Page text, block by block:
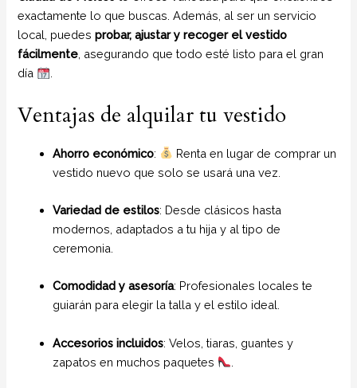
exactamente lo que buscas. Además, al ser un servicio
local, puedesprobar, ajustar y recoger el vestido
fácilmente , asegurando que todo esté listo para el gran
día
Ventajas de alquilar tu vestido
Ahorro económico:
Renta en lugar de comprar un
vestido nuevo que solo se usará una vez.
Variedad de estilos: Desde clásicos hasta
modernos, adaptados a tu hija y al tipo de
ceremonia.
Comodidad y asesoría: Profesionales locales te
guiarán para elegir la talla y el estilo ideal.
Accesorios incluidos: Velos, tiaras, guantes y
zapatos en muchos paquetes